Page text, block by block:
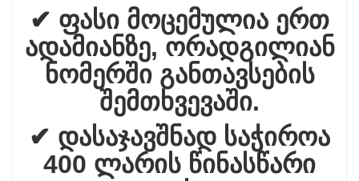
✔ ფასი მოცემულია ერთ
ადამიანზე, ორადგილიან
ნომერში განთავსების
შემთხვევაში.
✔ დასაჯავშნად საჭიროა
400 ლარის წინასწარი